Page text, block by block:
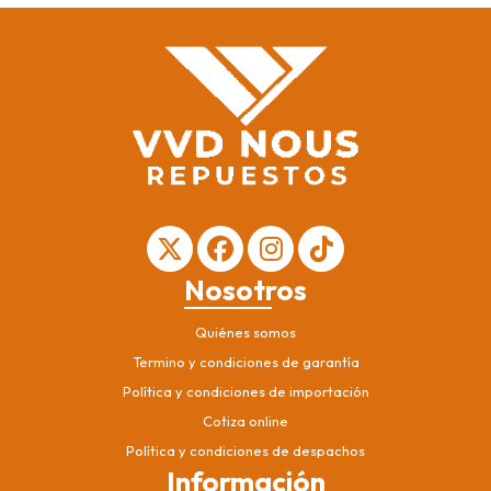
Nosotros
Quiénes somos
Termino y condiciones de garantía
Política y condiciones de importación
Cotiza online
Política y condiciones de despachos
Información